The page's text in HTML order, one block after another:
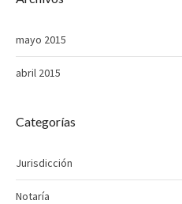
mayo 2015
abril 2015
Categorías
Jurisdicción
Notaría